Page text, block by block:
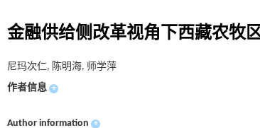
金融供给侧改革视角下西藏农牧
尼玛次仁, 陈明海, 师学萍
作者信息 +
Author information +